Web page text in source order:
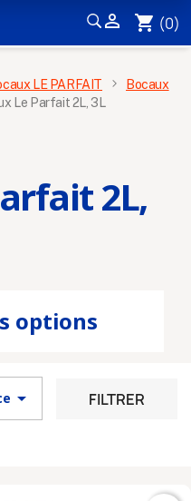
 shopping_cart (0)
LE PARFAIT
Bocaux
Le Parfait 2L, 3L
2L,
options
 FILTRER